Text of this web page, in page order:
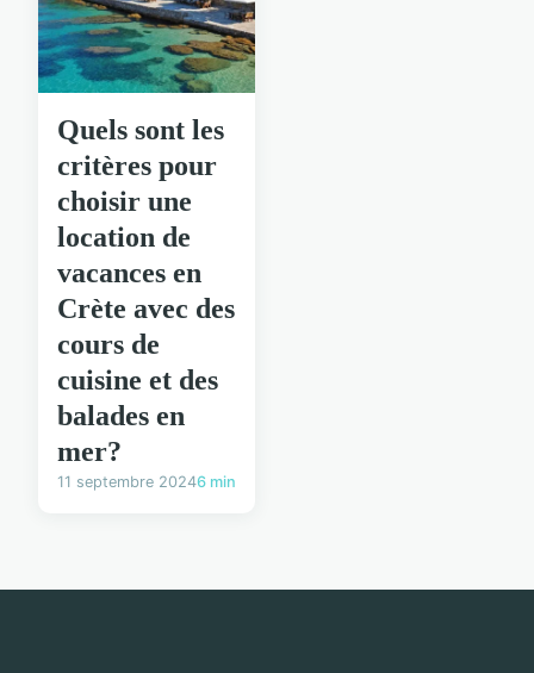
Quels sont les
critères pour
choisir une
location de
vacances en
Crète avec des
cours de
cuisine et des
balades en
mer?
11 septembre 20246 min